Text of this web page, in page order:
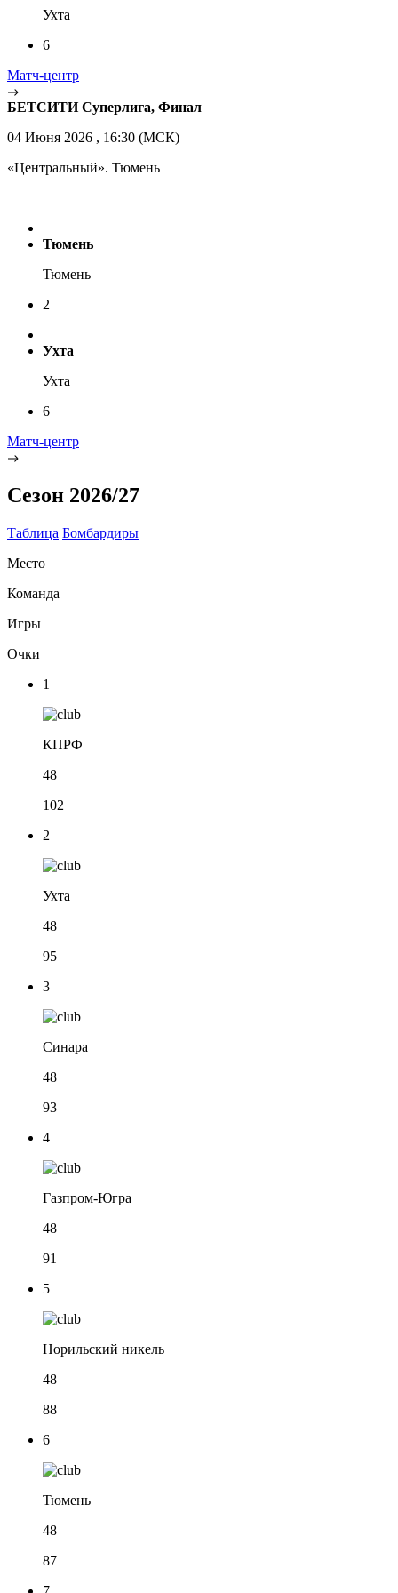
Ухта
6
Матч-центр
БЕТСИТИ Суперлига, Финал
04 Июня 2026 , 16:30 (МСК)
«Центральный». Тюмень
Тюмень
Тюмень
2
Ухта
Ухта
6
Матч-центр
Сезон 2026/27
Таблица Бомбардиры
Место
Команда
Игры
Очки
1
КПРФ
48
102
2
Ухта
48
95
3
Синара
48
93
4
Газпром-Югра
48
91
5
Норильский никель
48
88
6
Тюмень
48
87